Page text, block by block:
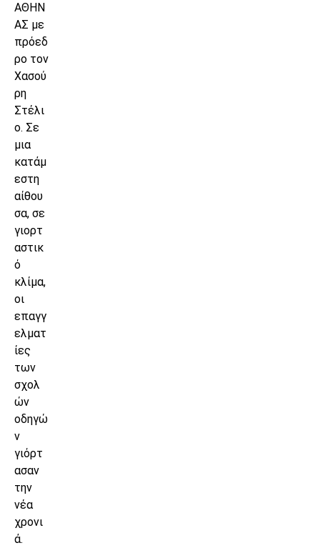
ΑΘΗΝ
ΑΣ με
πρόεδ
ρο τον
Χασού
ρη
Στέλι
ο. Σε
μια
κατάμ
εστη
αίθου
σα, σε
γιορτ
αστικ
ό
κλίμα,
οι
επαγγ
ελματ
ίες
των
σχολ
ών
οδηγώ
ν
γιόρτ
ασαν
την
νέα
χρονι
ά.